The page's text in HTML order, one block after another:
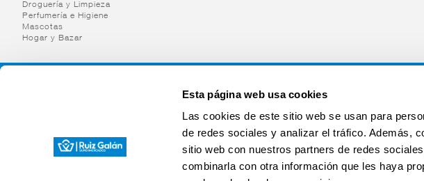
Esta página web usa cookies
Las cookies de este sitio web se usan para
de redes sociales y analizar el tráfico. Además,
sitio web con nuestros partners de redes
combinarla con otra información que les haya
Droguería y Limpieza
Perfumería e Higiene
Mascotas
Hogar y Bazar